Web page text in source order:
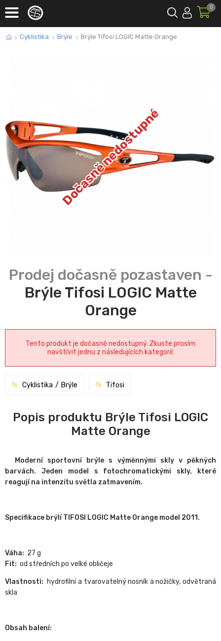
0
Cyklistika Brýle Brýle Tifosi LOGIC Matte Orange
Dočasně nedostupné
Brýle Tifosi LOGIC Matte
Orange
Tento produkt je dočasně nedostupný. Zkuste prosím
navštívit jednu z následujících kategorií:
Cyklistika Brýle Tifosi
Popis produktu Brýle Tifosi LOGIC
Matte Orange
Moderní sportovní brýle s výměnnými skly v pěkných
barvách. Jeden model s fotochromatickými skly, které
reagují na intenzitu světla zatmavením.
Specifikace brýlí TIFOSI LOGIC Matte Orange model 2011.
Váha: 27 g
Fit: od středních po velké obličeje
Vlastnosti: hydrofilní a tvarovatelný nosník a nožičky, odvětraná
skla
Obsah balení: